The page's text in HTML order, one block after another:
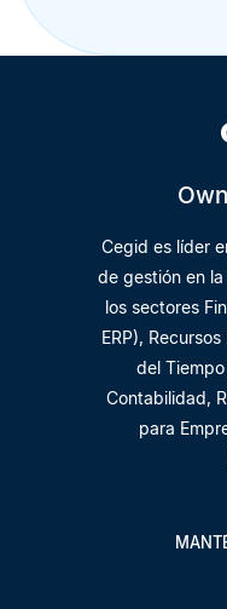
Cegid es líder
de gestión en
los sectores
ERP),
del
Contabilidad,
para